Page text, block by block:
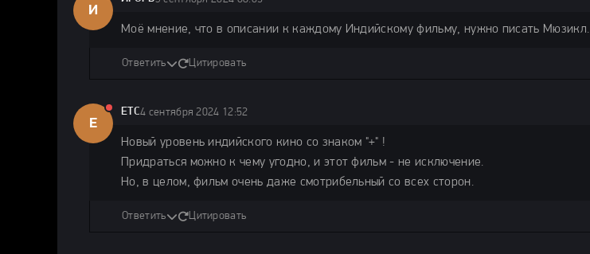
И
Моё мнение, что в описании к каждому Индийскому фильму, нужно писать Мюзикл.
Ответить Цитировать
E
ETC4 сентября 2024 12:52
Новый уровень индийского кино со знаком "+" !
Придраться можно к чему угодно, и этот фильм - не исключение.
Но, в целом, фильм очень даже смотрибельный со всех сторон.
Ответить Цитировать